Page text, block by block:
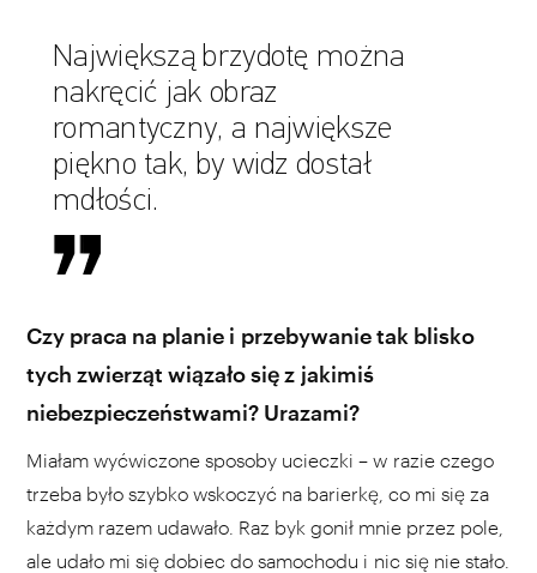
Największą brzydotę można
nakręcić jak obraz
romantyczny, a największe
piękno tak, by widz dostał
mdłości.
Czy praca na planie i przebywanie tak blisko
tych zwierząt wiązało się z jakimiś
niebezpieczeństwami? Urazami?
Miałam wyćwiczone sposoby ucieczki – w razie czego
trzeba było szybko wskoczyć na barierkę, co mi się za
każdym razem udawało. Raz byk gonił mnie przez pole,
ale udało mi się dobiec do samochodu i nic się nie stało.